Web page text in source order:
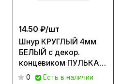
14.50 ₽/шт
Шнур КРУГЛЫЙ 4мм
БЕЛЫЙ с декор.
концевиком ПУЛЬКА
п/э ( ≈1,5 МЕТРА)
0 Есть в наличии